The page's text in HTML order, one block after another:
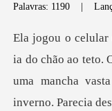
Palavras: 1190 |
hão ao teto.
uma mancha